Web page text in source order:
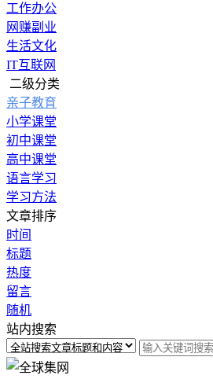
工作办公
网赚副业
生活文化
IT互联网
二级分类
亲子教育
小学课堂
初中课堂
高中课堂
语言学习
学习方法
文章排序
时间
标题
热度
留言
随机
站内搜索